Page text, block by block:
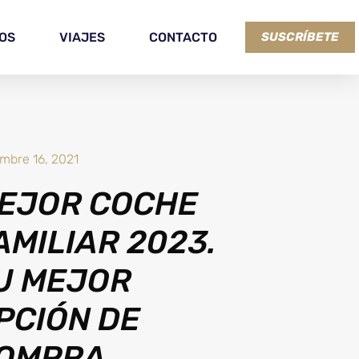
VIAJES CONTACTO SUSCRÍBETE
16, 2021
COCHE
2023.
MEJOR
DE